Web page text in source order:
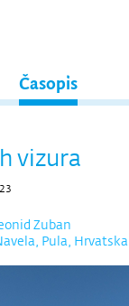
Časopis
vizura
Zuban
Pula, Hrvatska